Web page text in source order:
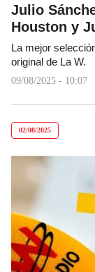
Julio
Houston y
La mejor
original de La W.
09/08/2025 - 10:07
02/08/2025